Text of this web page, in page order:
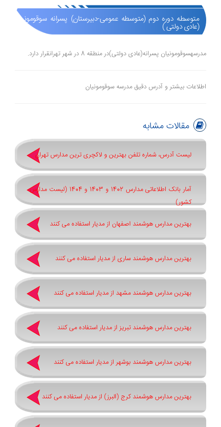
متوسطه دوره دوم (متوسطه عمومی-دبیرستان) پسرانه سوقومونیان
(عادی دولتی )
مدرسهسوقومونیان پسرانه(عادی دولتی)در منطقه 8 در شهر تهرانقرار دارد.
اطلاعات بیشتر و آدرس دقیق مدرسه سوقومونیان
مقالات مشابه
لیست آدرس، شماره تلفن بهترین و لاکچری ترین مدارس تهران
آمار بانک اطلاعاتی مدارس 1402 و 1403 و 1404 (لیست مدارس
کشور)
بهترین مدارس هوشمند اصفهان از مدیار استفاده می کنند
بهترین مدارس هوشمند ساری از مدیار استفاده می کنند
بهترین مدارس هوشمند مشهد از مدیار استفاده می کنند
بهترین مدارس هوشمند تبریز از مدیار استفاده می کنند
بهترین مدارس هوشمند بوشهر از مدیار استفاده می کنند
بهترین مدارس هوشمند کرج (البرز) از مدیار استفاده می کنند